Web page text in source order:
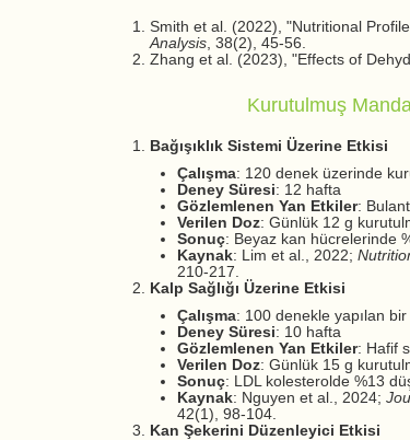
Smith et al. (2022), "Nutritional
Analysis , 38(2), 45-56.
Zhang et al. (2023), "Effects of
Kurutulmuş
Bağışıklık Sistemi Üzerine Etkisi
Çalışma: 120 denek üzerinde
Deney Süresi: 12 hafta
Gözlemlenen Yan Etkiler:
Verilen Doz: Günlük 12 g
Sonuç: Beyaz kan hücrelerinde
Kaynak: Lim et al., 2022;
210-217.
Kalp Sağlığı Üzerine Etkisi
Çalışma: 100 denekle yapılan
Deney Süresi: 10 hafta
Gözlemlenen Yan Etkiler: Hafif
Verilen Doz: Günlük 15 g
Sonuç: LDL kolesterolde %13
Kaynak: Nguyen et al., 2024;
42(1), 98-104.
Kan Şekerini Düzenleyici Etkisi